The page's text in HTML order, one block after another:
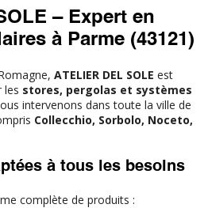
– Expert en
à Parme (43121)
ATELIER DEL SOLE est
les stores, pergolas et systèmes
intervenons dans toute la ville de
Collecchio, Sorbolo, Noceto,
à tous les besoins
complète de produits :